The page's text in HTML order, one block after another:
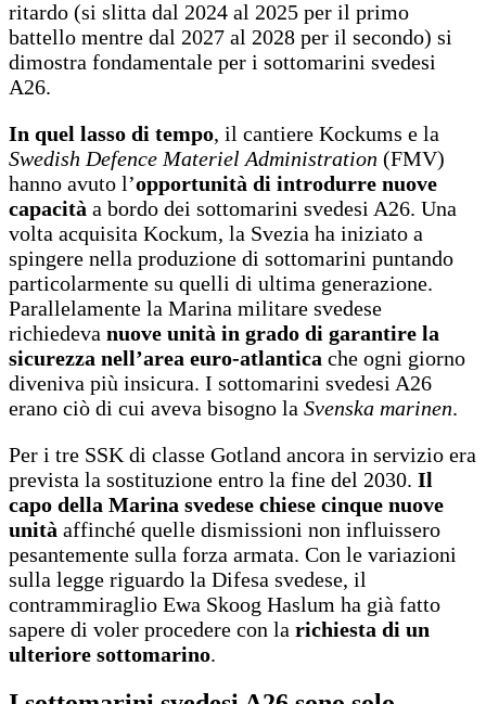
ritardo (si slitta dal 2024 al 2025 per il primo
battello mentre dal 2027 al 2028 per il secondo) si
dimostra fondamentale per i sottomarini svedesi
A26.
In quel lasso di tempo, il cantiere Kockums e la
Swedish Defence Materiel Administration (FMV)
hanno avuto l’opportunità di introdurre nuove
capacità a bordo dei sottomarini svedesi A26. Una
volta acquisita Kockum, la Svezia ha iniziato a
spingere nella produzione di sottomarini puntando
particolarmente su quelli di ultima generazione.
Parallelamente la Marina militare svedese
richiedeva nuove unità in grado di garantire la
sicurezza nell’area euro-atlantica che ogni giorno
diveniva più insicura. I sottomarini svedesi A26
erano ciò di cui aveva bisogno la Svenska marinen.
Per i tre SSK di classe Gotland ancora in servizio era
prevista la sostituzione entro la fine del 2030. Il
capo della Marina svedese chiese cinque nuove
unità affinché quelle dismissioni non influissero
pesantemente sulla forza armata. Con le variazioni
sulla legge riguardo la Difesa svedese, il
contrammiraglio Ewa Skoog Haslum ha già fatto
sapere di voler procedere con la richiesta di un
ulteriore sottomarino.